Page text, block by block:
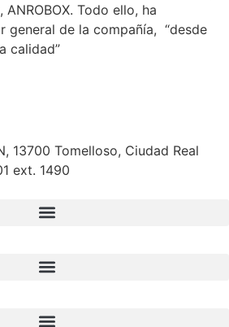
Todo ello, ha
general de la compañía, “desde
calidad”
13700 Tomelloso, Ciudad Real
ext. 1490